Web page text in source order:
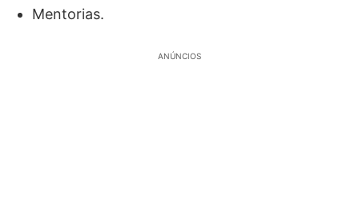
Mentorias.
ANÚNCIOS